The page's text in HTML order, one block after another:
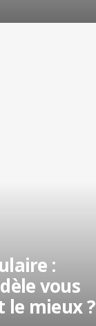
:
vous
le mieux ?